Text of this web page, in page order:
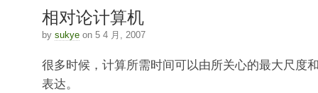
相对论计算机
by sukyeon 5 4 月, 2007
很多时候，计算所需时间可以由所关心的最大尺度
表达。